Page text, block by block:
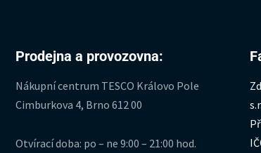
Prodejna a provozovna:
Nákupní centrum TESCO Královo Pole
Cimburkova 4, Brno 612 00
Otvírací doba: po – ne 9:00 – 21:00 hod.